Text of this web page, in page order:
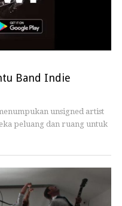
Band Indie
unsigned artist
peluang dan ruang untuk